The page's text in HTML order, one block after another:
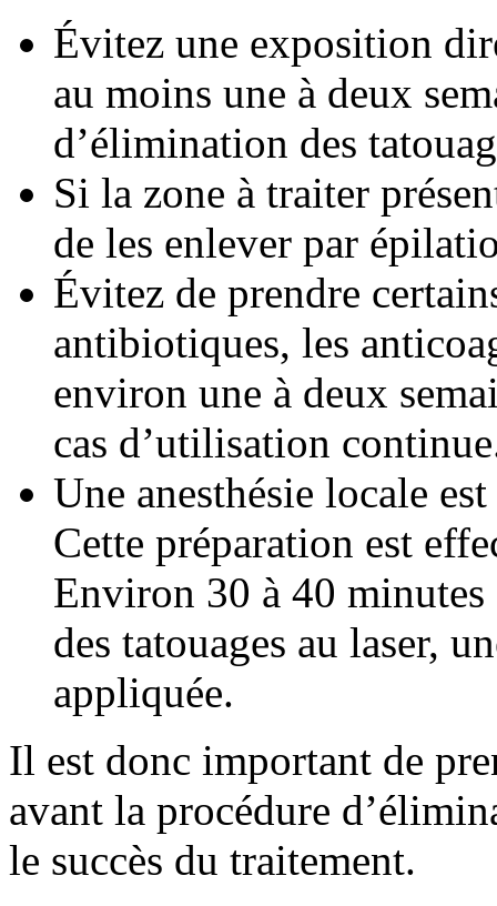
Évitez une exposition
au moins une à deux
d’élimination des
Si la zone à traiter
de les enlever par
Évitez de prendre
antibiotiques, les
environ une à deux
cas d’utilisation
Une anesthésie locale
Cette préparation est
Environ 30 à 40
des tatouages au laser,
appliquée.
Il est donc important de
avant la procédure
le succès du traitement.